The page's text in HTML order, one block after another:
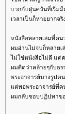
บวกกับฝุ่นควันที่เริ่ม
เวลาเป็นก็หายยากจริ
หนังสือหลายเล่มที่คน
ผมอ่านไม่จบก็หลายเ
ไม่ใช่หนังสือไม่ดี แต่
ผมคิดว่าคล้ายๆกับธร
พระอาจารย์บางรูปค
ต่พอพระอาจารย์ที่ค
ผมกลับชอบปฏิปทาข